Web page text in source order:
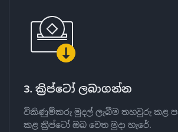
3. ක්‍රිප්ටෝ ලබාගන්න
විකිණුම්කරු මුදල් ලැබීම තහවුරු කළ
කළ ක්‍රිප්ටෝ ඔබ වෙත මුදා හැරේ.